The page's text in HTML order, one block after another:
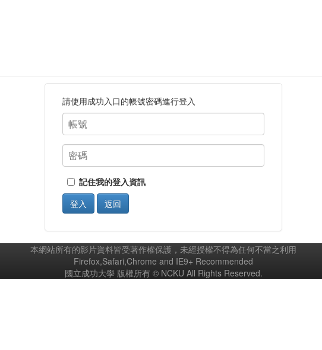
請使用成功入口的帳號密碼進行登入
記住我的登入資訊
登入
返回
本網站所有的影片資料皆受著作權保護，未經授權不得為任何不當之利用
Firefox,Safari,Chrome and IE9+ Recommended
國立成功大學 版權所有 © NCKU All Rights Reserved.